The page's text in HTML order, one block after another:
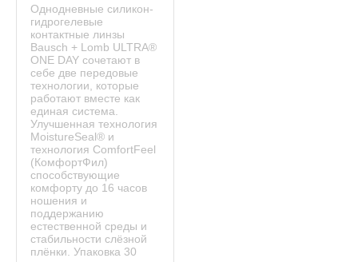
Однодневные силикон-
гидрогелевые
контактные линзы
Bausch + Lomb ULTRA®
ONE DAY сочетают в
себе две передовые
технологии, которые
работают вместе как
единая система.
Улучшенная технология
MoistureSeal® и
технология ComfortFeel
(КомфортФил)
способствующие
комфорту до 16 часов
ношения и
поддержанию
естественной среды и
стабильности слёзной
плёнки. Упаковка 30